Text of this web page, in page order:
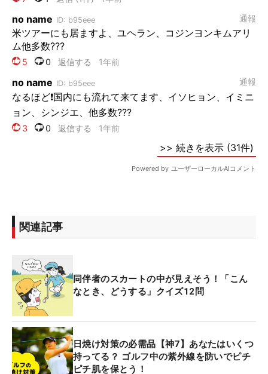
関連記事
同伴者のスカートの中が見えそう！「こん
なとき、どうする」クイズ12問
日焼け対策の必需品【神7】あなたはいくつ
持ってる？ ゴルフ中の紫外線を防いでピチ
ピチ肌を保とう！